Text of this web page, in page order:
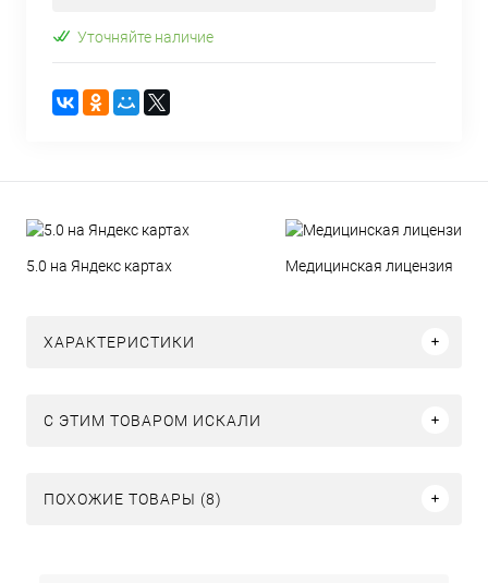
Уточняйте наличие
5.0 на Яндекс картах Медицинская лицензия
ХАРАКТЕРИСТИКИ
C ЭТИМ ТОВАРОМ ИСКАЛИ
ПОХОЖИЕ ТОВАРЫ (8)